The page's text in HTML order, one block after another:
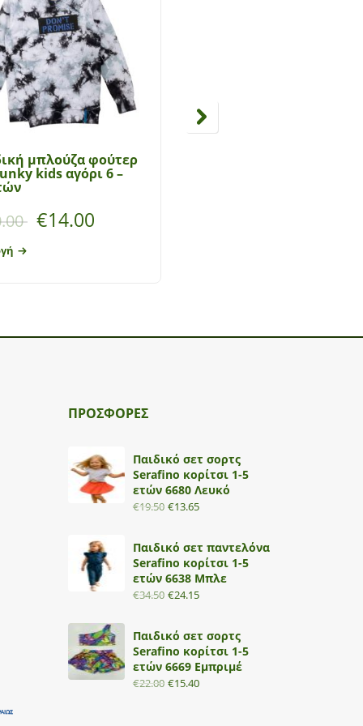
μπλούζα φούτερ
kids αγόρι 6 –
€14.00
ΠΡΟΣΦΟΡΕΣ
Παιδικό σετ σορτς
Serafino κορίτσι 1-5
ετών 6680 Λευκό
€19.50 €13.65
Παιδικό σετ παντελόνα
Serafino κορίτσι 1-5
ετών 6638 Μπλε
€34.50 €24.15
Παιδικό σετ σορτς
Serafino κορίτσι 1-5
ετών 6669 Εμπριμέ
€22.00 €15.40